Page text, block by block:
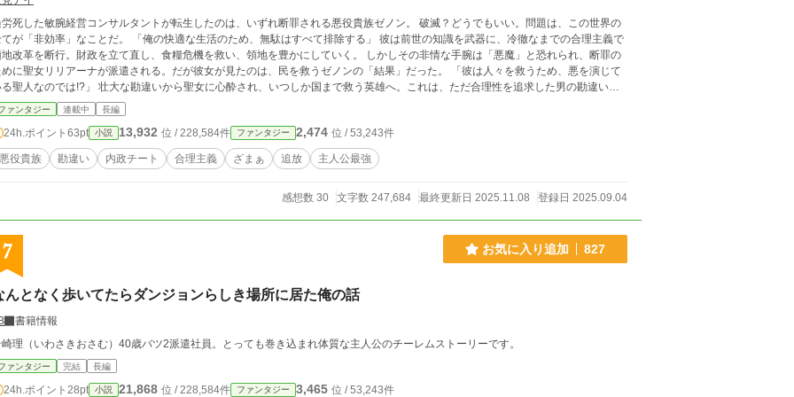
死した敏腕経営コンサルタントが転生したのは、いずれ断罪される悪役貴族ゼノン。 破滅？どうでもいい。問題は、この世界の
が「非効率」なことだ。 「俺の快適な生活のため、無駄はすべて排除する」 彼は前世の知識を武器に、冷徹なまでの合理主義で
改革を断行。財政を立て直し、食糧危機を救い、領地を豊かにしていく。 しかしその非情な手腕は「悪魔」と恐れられ、断罪の
に聖女リリアーナが派遣される。だが彼女が見たのは、民を救うゼノンの「結果」だった。 「彼は人々を救うため、悪を演じて
聖人なのでは!?」 壮大な勘違いから聖女に心酔され、いつしか国まで救う英雄へ。これは、ただ合理性を追求した男の勘違い救
ァンタジー！
ァンタジー 連載中 長編
24h.ポイント 63pt 小説 13,932 位 / 228,584件 ファンタジー 2,474 位 / 53,243件
悪役貴族 勘違い 内政チート 合理主義 ざまぁ 追放 主人公最強
感想数 30 文字数 247,684 最終更新日 2025.11.08 登録日 2025.09.04
7 お気に入り追加 827
んとなく歩いてたらダンジョンらしき場所に居た俺の話
書籍情報
理（いわさきおさむ）40歳バツ2派遣社員。とっても巻き込まれ体質な主人公のチーレムストーリーです。
ァンタジー 完結 長編
24h.ポイント 28pt 小説 21,868 位 / 228,584件 ファンタジー 3,465 位 / 53,243件